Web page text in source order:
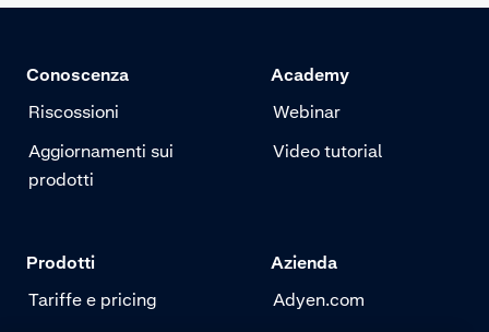
Conoscenza
Riscossioni
Aggiornamenti sui
prodotti
Academy
Webinar
Video tutorial
Prodotti
Tariffe e pricing
Azienda
Adyen.com